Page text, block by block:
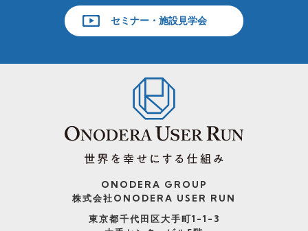
セミナー・施設見学会
ONODERA GROUP
株式会社ONODERA USER RUN
東京都千代田区大手町1-1-3